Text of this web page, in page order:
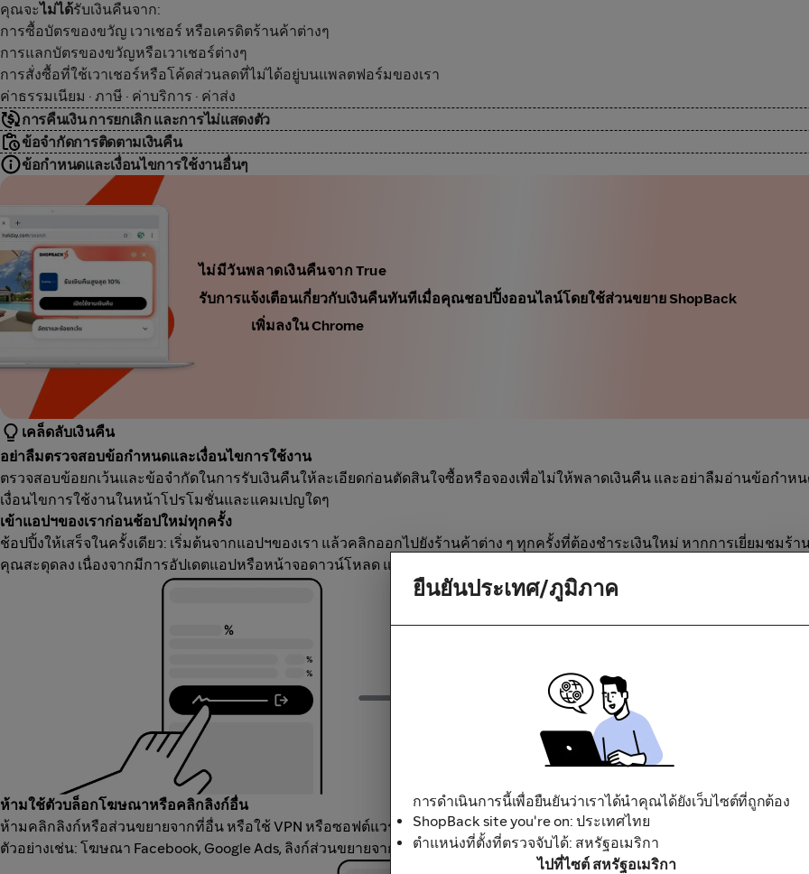
คุณจะไม่ได้รับเงินคืนจาก:
การซื้อบัตรของขวัญ เวาเชอร์ หรือเครดิตร้านค้าต่างๆ
การแลกบัตรของขวัญหรือเวาเชอร์ต่างๆ
การสั่งซื้อที่ใช้เวาเชอร์หรือโค้ดส่วนลดที่ไม่ได้อยู่บนแพลตฟอร์มของเรา
ค่าธรรมเนียม · ภาษี · ค่าบริการ · ค่าส่ง
การคืนเงิน การยกเลิก และการไม่แสดงตัว
ข้อจำกัดการติดตามเงินคืน
ข้อกำหนดและเงื่อนไขการใช้งานอื่นๆ
ไม่มีวันพลาดเงินคืนจาก True
รับการแจ้งเตือนเกี่ยวกับเงินคืนทันทีเมื่อคุณชอปปิ้งออนไลน์โดยใช้ส่วนขยาย ShopBack
เพิ่มลงใน Chrome
เคล็ดลับเงินคืน
อย่าลืมตรวจสอบข้อกำหนดและเงื่อนไขการใช้งาน
ตรวจสอบข้อยกเว้นและข้อจำกัดในการรับเงินคืนให้ละเอียดก่อนตัดสินใจซื้อหรือจองเพื่อไม่ให้พลาดเงินคืน และอย่าลืมอ่านข้อกำห
เงื่อนไขการใช้งานในหน้าโปรโมชั่นและแคมเปญใดๆ
เข้าแอปฯของเราก่อนช้อปใหม่ทุกครั้ง
ช้อปปิ้งให้เสร็จในครั้งเดียว: เริ่มต้นจากแอปฯของเรา แล้วคลิกออกไปยังร้านค้าต่าง ๆ ทุกครั้งที่ต้องชำระเงินใหม่ หากการเยี่ยมชมร้า
คุณสะดุดลง เนื่องจากมีการอัปเดตแอปหรือหน้าจอดาวน์โหลด แนะนำให้กลับมาเริ่มช้อปปิ้งจากแอปฯของเราใหม่
ห้ามใช้ตัวบล็อกโฆษณาหรือคลิกลิงก์อื่น
ห้ามคลิกลิงก์หรือส่วนขยายจากที่อื่น หรือใช้ VPN หรือซอฟต์แวร์บล็อกโฆษณา เนื่องจากการใช้สิ่งนี้อาจส่งผลให้เงินคืนของคุณไม่ถู
ตัวอย่างเช่น: โฆษณา Facebook, Google Ads, ลิงก์ส่วนขยายจากแพลตฟอร์มสิทธิพิเศษหรือเงินคืนอื่นๆ
ยืนยันประเทศ/ภูมิภาค
การดำเนินการนี้เพื่อยืนยันว่าเราได้นำคุณได้ยังเว็บไซต์ที่ถูกต้อง
ShopBack site you're on: ประเทศไทย
ตำแหน่งที่ตั้งที่ตรวจจับได้: สหรัฐอเมริกา
ไปที่ไซต์ สหรัฐอเมริกา